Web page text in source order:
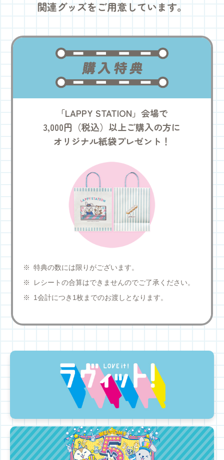
関連グッズをご用意しています。
購入特典
「LAPPY STATION」会場で
3,000円（税込）以上ご購入の方に
オリジナル紙袋プレゼント！
特典の数には限りがございます。
レシートの合算はできませんのでご了承ください。
1会計につき1枚までのお渡しとなります。